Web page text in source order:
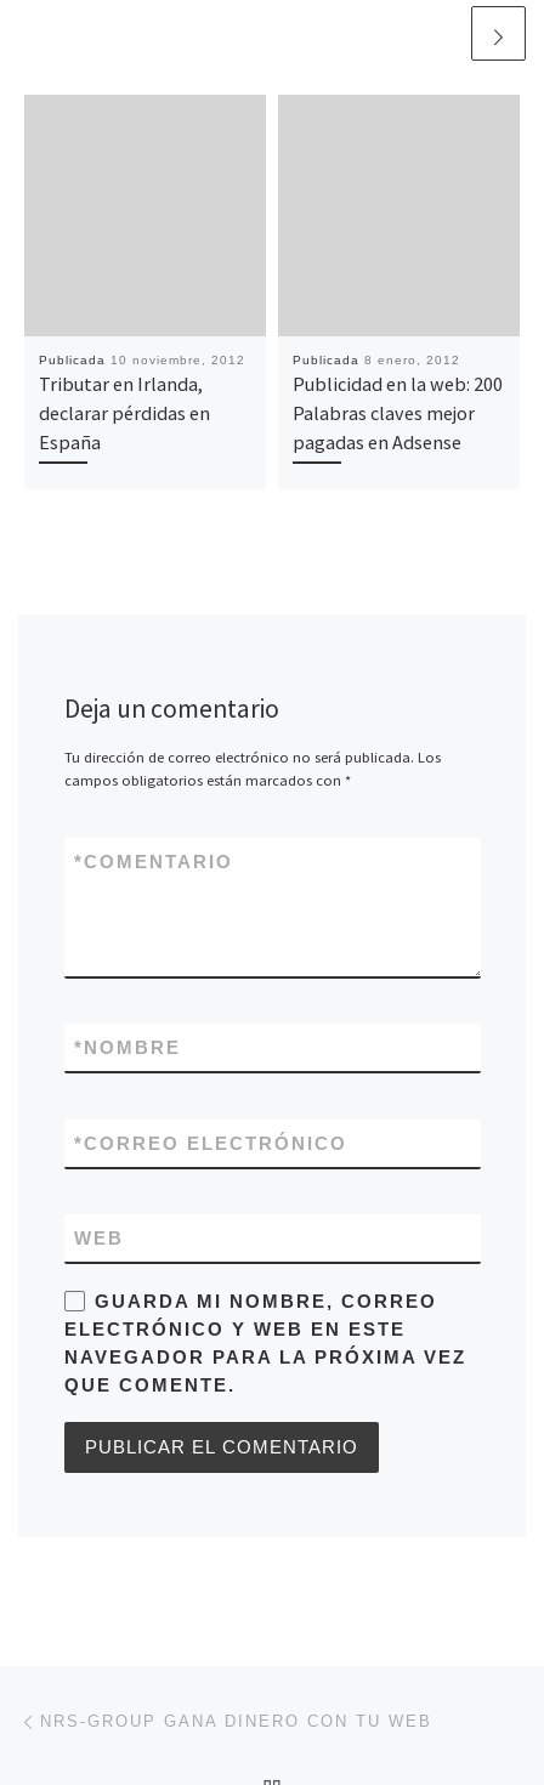
Publicada 10 noviembre, 2012
Tributar en Irlanda,
declarar pérdidas en
España
Publicada 8 enero, 2012
Publicidad en la web: 200
Palabras claves mejor
pagadas en Adsense
Deja un comentario
Tu dirección de correo electrónico no será publicada. Los
campos obligatorios están marcados con *
COMENTARIO
*
NOMBRE
*
CORREO ELECTRÓNICO
*
WEB
GUARDA MI NOMBRE, CORREO
ELECTRÓNICO Y WEB EN ESTE
NAVEGADOR PARA LA PRÓXIMA VEZ
QUE COMENTE.
Navegación de entradas
NRS-GROUP GANA DINERO CON TU WEB